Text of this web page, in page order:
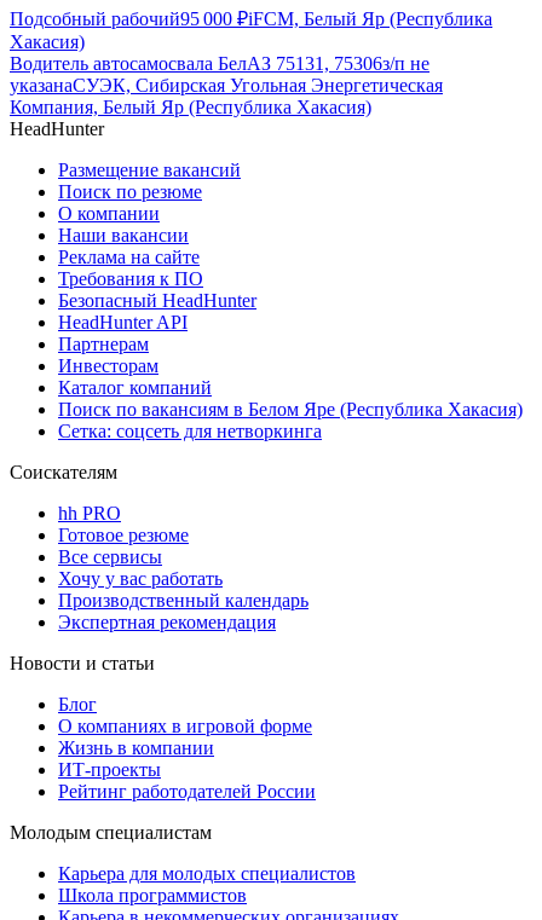
Подсобный рабочий95 000 ₽iFCM, Белый Яр (Республика
Хакасия)
Водитель автосамосвала БелАЗ 75131, 75306з/п не
указанаСУЭК, Сибирская Угольная Энергетическая
Компания, Белый Яр (Республика Хакасия)
HeadHunter
Размещение вакансий
Поиск по резюме
О компании
Наши вакансии
Реклама на сайте
Требования к ПО
Безопасный HeadHunter
HeadHunter API
Партнерам
Инвесторам
Каталог компаний
Поиск по вакансиям в Белом Яре (Республика Хакасия)
Сетка: соцсеть для нетворкинга
Соискателям
hh PRO
Готовое резюме
Все сервисы
Хочу у вас работать
Производственный календарь
Экспертная рекомендация
Новости и статьи
Блог
О компаниях в игровой форме
Жизнь в компании
ИТ-проекты
Рейтинг работодателей России
Молодым специалистам
Карьера для молодых специалистов
Школа программистов